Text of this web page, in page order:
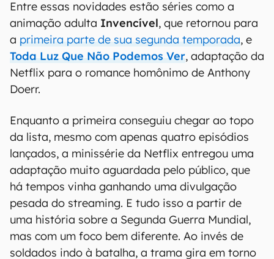
Entre essas novidades estão séries como a
animação adulta Invencível, que retornou para
a primeira parte de sua segunda temporada, e
Toda Luz Que Não Podemos Ver, adaptação da
Netflix para o romance homônimo de Anthony
Doerr.
Enquanto a primeira conseguiu chegar ao topo
da lista, mesmo com apenas quatro episódios
lançados, a minissérie da Netflix entregou uma
adaptação muito aguardada pelo público, que
há tempos vinha ganhando uma divulgação
pesada do streaming. E tudo isso a partir de
uma história sobre a Segunda Guerra Mundial,
mas com um foco bem diferente. Ao invés de
soldados indo à batalha, a trama gira em torno